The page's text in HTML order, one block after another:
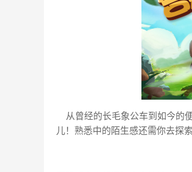
从曾经的长毛象公车到如今的
儿！熟悉中的陌生感还需你去探